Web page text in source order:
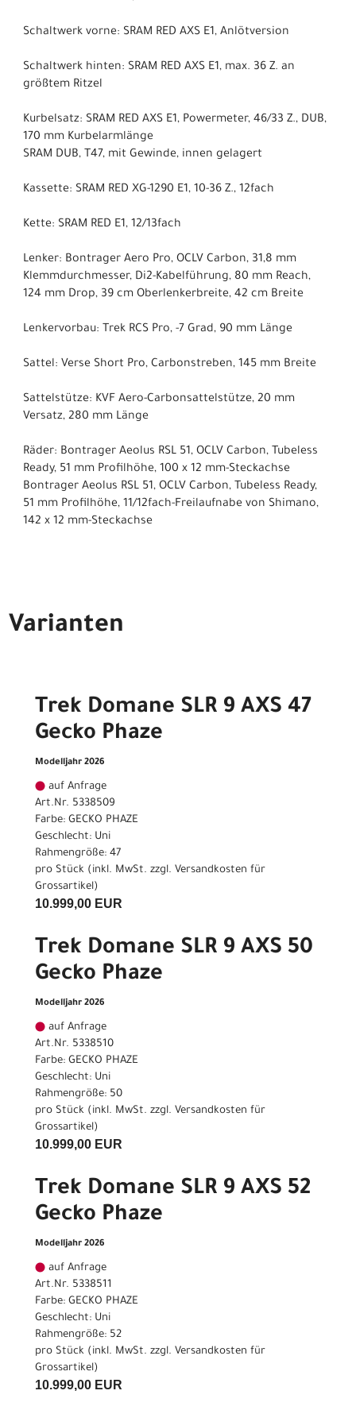
Schaltwerk vorne: SRAM RED AXS E1, Anlötversion
Schaltwerk hinten: SRAM RED AXS E1, max. 36 Z. an
größtem Ritzel
Kurbelsatz: SRAM RED AXS E1, Powermeter, 46/33 Z., DUB,
170 mm Kurbelarmlänge
SRAM DUB, T47, mit Gewinde, innen gelagert
Kassette: SRAM RED XG-1290 E1, 10-36 Z., 12fach
Kette: SRAM RED E1, 12/13fach
Lenker: Bontrager Aero Pro, OCLV Carbon, 31,8 mm
Klemmdurchmesser, Di2-Kabelführung, 80 mm Reach,
124 mm Drop, 39 cm Oberlenkerbreite, 42 cm Breite
Lenkervorbau: Trek RCS Pro, -7 Grad, 90 mm Länge
Sattel: Verse Short Pro, Carbonstreben, 145 mm Breite
Sattelstütze: KVF Aero-Carbonsattelstütze, 20 mm
Versatz, 280 mm Länge
Räder: Bontrager Aeolus RSL 51, OCLV Carbon, Tubeless
Ready, 51 mm Profilhöhe, 100 x 12 mm-Steckachse
Bontrager Aeolus RSL 51, OCLV Carbon, Tubeless Ready,
51 mm Profilhöhe, 11/12fach-Freilaufnabe von Shimano,
142 x 12 mm-Steckachse
Varianten
Trek Domane SLR 9 AXS 47
Gecko Phaze
Modelljahr 2026
auf Anfrage
Art.Nr. 5338509
Farbe: GECKO PHAZE
Geschlecht: Uni
Rahmengröße: 47
pro Stück (inkl. MwSt. zzgl. Versandkosten für
Grossartikel)
10.999,00 EUR
Trek Domane SLR 9 AXS 50
Gecko Phaze
Modelljahr 2026
auf Anfrage
Art.Nr. 5338510
Farbe: GECKO PHAZE
Geschlecht: Uni
Rahmengröße: 50
pro Stück (inkl. MwSt. zzgl. Versandkosten für
Grossartikel)
10.999,00 EUR
Trek Domane SLR 9 AXS 52
Gecko Phaze
Modelljahr 2026
auf Anfrage
Art.Nr. 5338511
Farbe: GECKO PHAZE
Geschlecht: Uni
Rahmengröße: 52
pro Stück (inkl. MwSt. zzgl. Versandkosten für
Grossartikel)
10.999,00 EUR